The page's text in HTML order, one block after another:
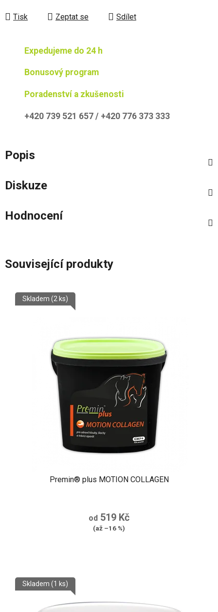
Tisk Zeptat se Sdílet
Expedujeme do 24 h
Bonusový program
Poradenství a zkušenosti
+420 739 521 657 / +420 776 373 333
Popis
Diskuze
Hodnocení
Související produkty
Premin® plus MOTION COLLAGEN
Skladem (2 ks)
od 519 Kč
(až –16 %)
Skladem (1 ks)